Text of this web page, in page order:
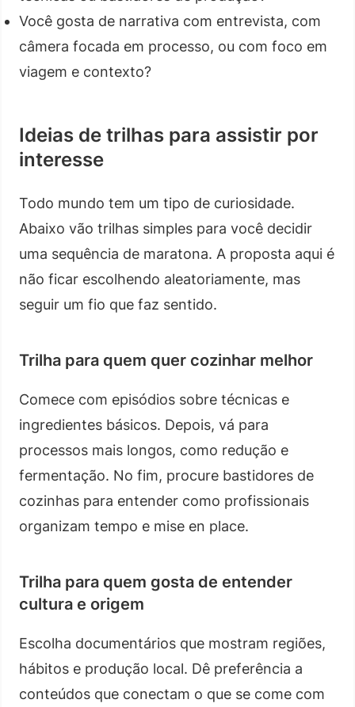
Você gosta de narrativa com entrevista, com
câmera focada em processo, ou com foco em
viagem e contexto?
Ideias de trilhas para assistir por
interesse
Todo mundo tem um tipo de curiosidade.
Abaixo vão trilhas simples para você decidir
uma sequência de maratona. A proposta aqui é
não ficar escolhendo aleatoriamente, mas
seguir um fio que faz sentido.
Trilha para quem quer cozinhar melhor
Comece com episódios sobre técnicas e
ingredientes básicos. Depois, vá para
processos mais longos, como redução e
fermentação. No fim, procure bastidores de
cozinhas para entender como profissionais
organizam tempo e mise en place.
Trilha para quem gosta de entender
cultura e origem
Escolha documentários que mostram regiões,
hábitos e produção local. Dê preferência a
conteúdos que conectam o que se come com